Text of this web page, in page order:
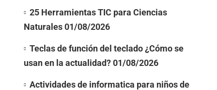
25 Herramientas TIC para Ciencias
Naturales01/08/2026
Teclas de función del teclado ¿Cómo se
usan en la actualidad?01/08/2026
Actividades de informatica para niños de